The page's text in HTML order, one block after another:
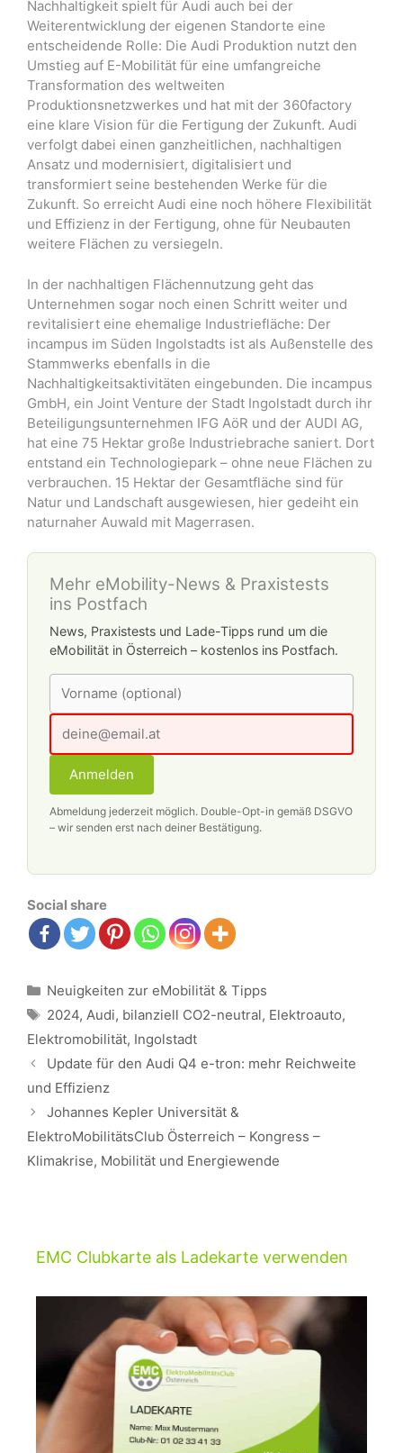
Nachhaltigkeit spielt für Audi auch bei der
Weiterentwicklung der eigenen Standorte eine
entscheidende Rolle: Die Audi Produktion nutzt den
Umstieg auf E-Mobilität für eine umfangreiche
Transformation des weltweiten
Produktionsnetzwerkes und hat mit der 360factory
eine klare Vision für die Fertigung der Zukunft. Audi
verfolgt dabei einen ganzheitlichen, nachhaltigen
Ansatz und modernisiert, digitalisiert und
transformiert seine bestehenden Werke für die
Zukunft. So erreicht Audi eine noch höhere Flexibilität
und Effizienz in der Fertigung, ohne für Neubauten
weitere Flächen zu versiegeln.
In der nachhaltigen Flächennutzung geht das
Unternehmen sogar noch einen Schritt weiter und
revitalisiert eine ehemalige Industriefläche: Der
incampus im Süden Ingolstadts ist als Außenstelle des
Stammwerks ebenfalls in die
Nachhaltigkeitsaktivitäten eingebunden. Die incampus
GmbH, ein Joint Venture der Stadt Ingolstadt durch ihr
Beteiligungsunternehmen IFG AöR und der AUDI AG,
hat eine 75 Hektar große Industriebrache saniert. Dort
entstand ein Technologiepark – ohne neue Flächen zu
verbrauchen. 15 Hektar der Gesamtfläche sind für
Natur und Landschaft ausgewiesen, hier gedeiht ein
naturnaher Auwald mit Magerrasen.
Mehr eMobility-News & Praxistests
ins Postfach
News, Praxistests und Lade-Tipps rund um die
eMobilität in Österreich – kostenlos ins Postfach.
Anmelden
Abmeldung jederzeit möglich. Double-Opt-in gemäß DSGVO
– wir senden erst nach deiner Bestätigung.
Social share
Kategorien
Neuigkeiten zur eMobilität & Tipps
Schlagwörter
2024, Audi, bilanziell CO2-neutral, Elektroauto,
Elektromobilität, Ingolstadt
Beitrags-
Navigation
Update für den Audi Q4 e-tron: mehr Reichweite
und Effizienz
Johannes Kepler Universität &
ElektroMobilitätsClub Österreich – Kongress –
Klimakrise, Mobilität und Energiewende
EMC Clubkarte als Ladekarte verwenden